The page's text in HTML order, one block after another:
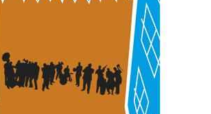
propioak eta hirugarrenen cookie-
ditu. Zure esperientzia eta
asmoz, cookie teknologiaz
hau onartuz gero, teknologia hori
esplizitua ematen diguzu.Gehiago